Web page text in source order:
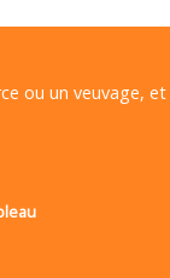
ou un veuvage,